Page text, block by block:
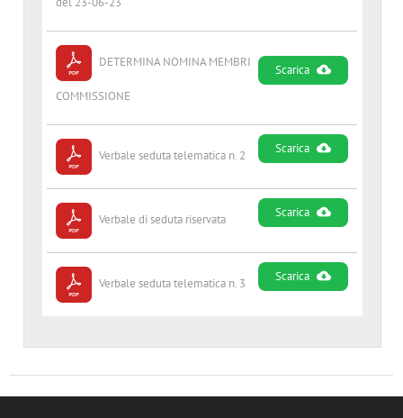
DETERMINA NOMINA MEMBRI
COMMISSIONE
Scarica
Verbale seduta telematica n. 2 Scarica
Verbale di seduta riservata Scarica
Verbale seduta telematica n. 3 Scarica